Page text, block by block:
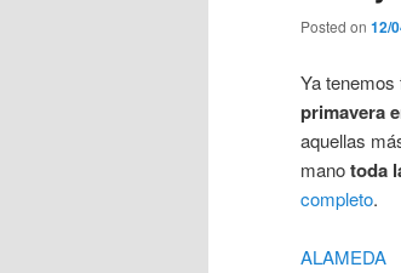
Posted on 12/
Ya
primavera
aquellas
manotoda
completo.
ALAMEDA